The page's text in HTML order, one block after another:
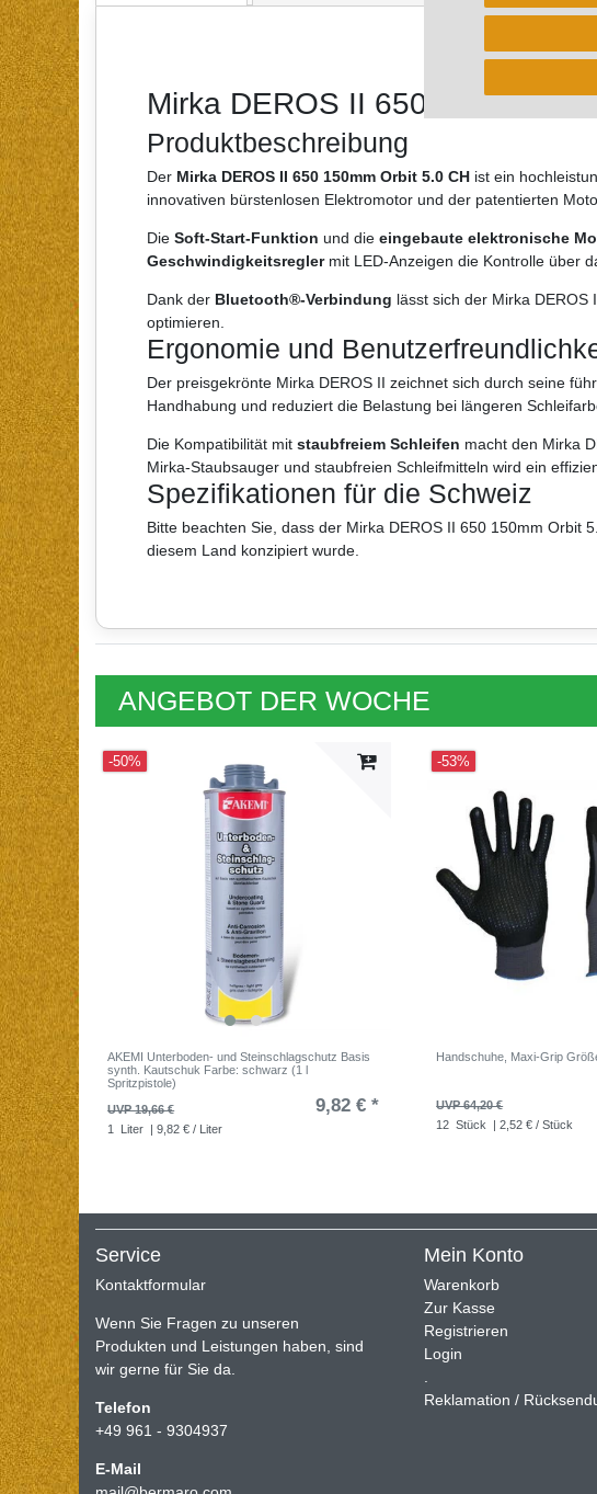
Mirka DEROS II 650 150mm
Produktbeschreibung
Der Mirka DEROS II 650 150mm Orbit 5.0 CH ist ein
innovativen bürstenlosen Elektromotor und der patentierten
Die Soft-Start-Funktion und die eingebaute elektronische
Geschwindigkeitsreglermit LED-Anzeigen die Kontrolle über
Dank der Bluetooth®-Verbindung lässt sich der Mirka DEROS
optimieren.
Ergonomie und
Der preisgekrönte Mirka DEROS II zeichnet sich durch seine
Handhabung und reduziert die Belastung bei längeren
Die Kompatibilität mit staubfreiem Schleifen macht den Mirka
Mirka-Staubsauger und staubfreien Schleifmitteln wird ein
Spezifikationen für die Schweiz
Bitte beachten Sie, dass der Mirka DEROS II 650 150mm Orbit
diesem Land konzipiert wurde.
ANGEBOT DER WOCHE
-50%
AKEMI Unterboden- und Steinschlagschutz Basis
synth. Kautschuk Farbe: schwarz (1 l
Spritzpistole)
UVP 19,66 €
9,82 € *
1 Liter | 9,82 € / Liter
-53%
Handschuhe, Maxi-Grip
UVP 64,20 €
12 Stück | 2,52 € / Stück
Service
Kontaktformular
Wenn Sie Fragen zu unseren
Produkten und Leistungen haben, sind
wir gerne für Sie da.
Telefon
+49 961 - 9304937
E-Mail
Mein Konto
Warenkorb
Zur Kasse
Registrieren
Login
Reklamation /